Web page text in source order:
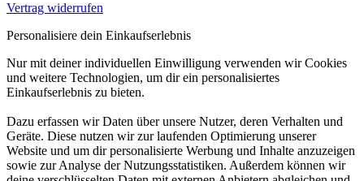
Vertrag widerrufen
Personalisiere dein Einkaufserlebnis
Nur mit deiner individuellen Einwilligung verwenden wir Cookies
und weitere Technologien, um dir ein personalisiertes
Einkaufserlebnis zu bieten.
Dazu erfassen wir Daten über unsere Nutzer, deren Verhalten und
Geräte. Diese nutzen wir zur laufenden Optimierung unserer
Website und um dir personalisierte Werbung und Inhalte anzuzeigen
sowie zur Analyse der Nutzungsstatistiken. Außerdem können wir